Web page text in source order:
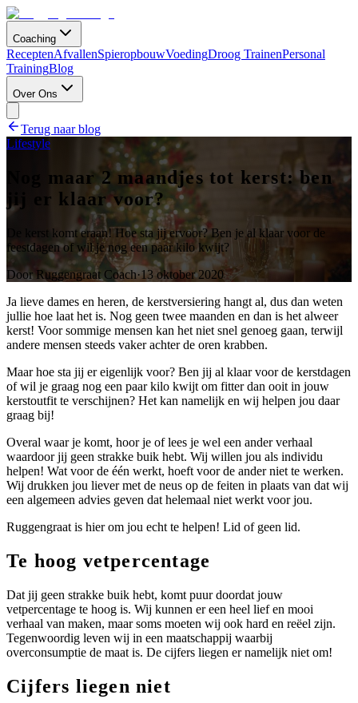
Coaching
ReceptenAfvallenSpieropbouwVoedingDroog TrainenPersonal
TrainingBlog
Over Ons
Terug naar blog
Lifestyle
Nog maar 2 maandjes tot kerst: ben
jij er klaar voor?
De kerst komt eraan! Hoe sta jij ervoor? Ben je al klaar voor de
feestdagen of wil je nog een paar kilo kwijt?
DoorRuggengraat Coach·13 oktober 2020
Ja lieve dames en heren, de kerstversiering hangt al, dus dan weten
jullie hoe laat het is. Nog geen twee maanden en dan is het alweer
kerst! Voor sommige mensen kan het niet snel genoeg gaan, terwijl
andere mensen steeds vaker achter de oren krabben.
Maar hoe sta jij er eigenlijk voor? Ben jij al klaar voor de kerstdagen
of wil je graag nog een paar kilo kwijt om fitter dan ooit in jouw
kerstoutfit te verschijnen? Het kan namelijk en wij helpen jou daar
graag bij!
Overal waar je komt, hoor je of lees je wel een ander verhaal
waardoor jij geen strakke buik hebt. Wij willen jou als individu
helpen! Wat voor de één werkt, hoeft voor de ander niet te werken.
Wij drukken jou liever met de neus op de feiten in plaats van dat wij
een algemeen advies geven dat helemaal niet werkt voor jou.
Ruggengraat is hier om jou echt te helpen! Lid of geen lid.
Te hoog vetpercentage
Dat jij geen strakke buik hebt, komt puur doordat jouw
vetpercentage te hoog is. Wij kunnen er een heel lief en mooi
verhaal van maken, maar soms moeten wij ook hard en reëel zijn.
Tegenwoordig leven wij in een maatschappij waarbij
overconsumptie de maat is. De cijfers liegen er namelijk niet om!
Cijfers liegen niet